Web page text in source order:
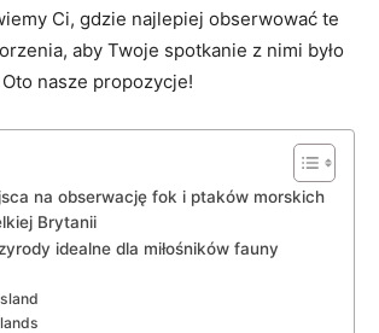
Ci, gdzie⁤ najlepiej obserwować ⁣te
aby Twoje spotkanie z⁤ nimi było
nasze⁢ propozycje!
na obserwację fok‌ i ptaków morskich
Brytanii
idealne dla miłośników ⁢fauny